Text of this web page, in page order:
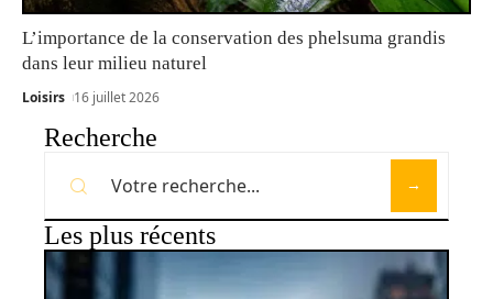
L’importance de la conservation des phelsuma grandis
dans leur milieu naturel
Loisirs 16 juillet 2026
Recherche
Les plus récents